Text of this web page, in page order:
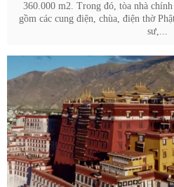
360.000 m2. Trong đó, tòa nhà
gồm các cung điện, chùa, điện thờ
sư,...